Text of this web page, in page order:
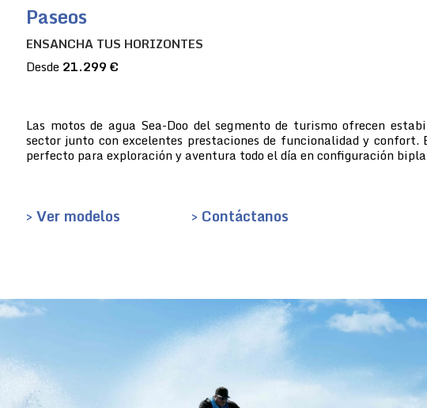
Paseos
ENSANCHA TUS HORIZONTES
Desde 21.299 €
Las motos de agua Sea-Doo del segmento de turismo ofrecen
sector junto con excelentes prestaciones de funcionalidad y confort.
perfecto para exploración y aventura todo el día en configuración
> Ver modelos > Contáctanos